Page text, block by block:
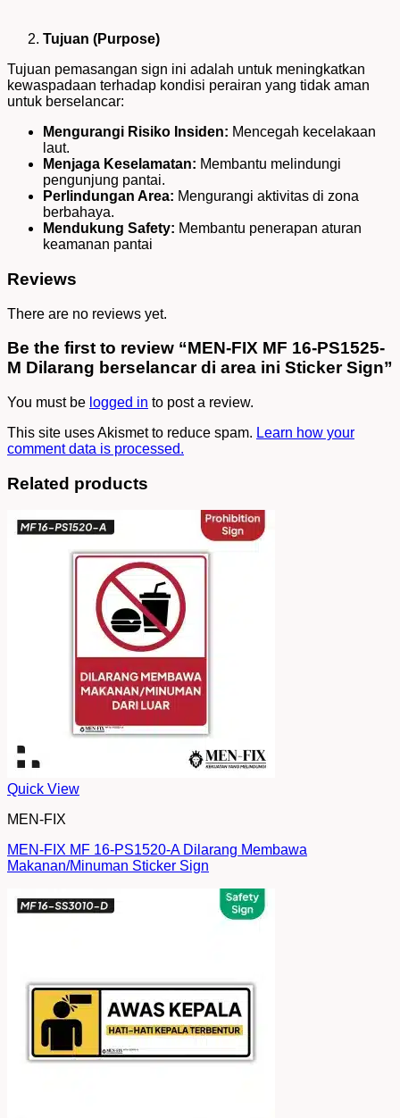
Tujuan (Purpose)
Tujuan pemasangan sign ini adalah untuk meningkatkan
kewaspadaan terhadap kondisi perairan yang tidak aman
untuk berselancar:
Mengurangi Risiko Insiden: Mencegah kecelakaan
laut.
Menjaga Keselamatan: Membantu melindungi
pengunjung pantai.
Perlindungan Area: Mengurangi aktivitas di zona
berbahaya.
Mendukung Safety: Membantu penerapan aturan
keamanan pantai
Reviews
There are no reviews yet.
Be the first to review “MEN-FIX MF 16-PS1525-
M Dilarang berselancar di area ini Sticker Sign”
You must be logged in to post a review.
This site uses Akismet to reduce spam. Learn how your
comment data is processed.
Related products
Quick View
MEN-FIX
MEN-FIX MF 16-PS1520-A Dilarang Membawa
Makanan/Minuman Sticker Sign